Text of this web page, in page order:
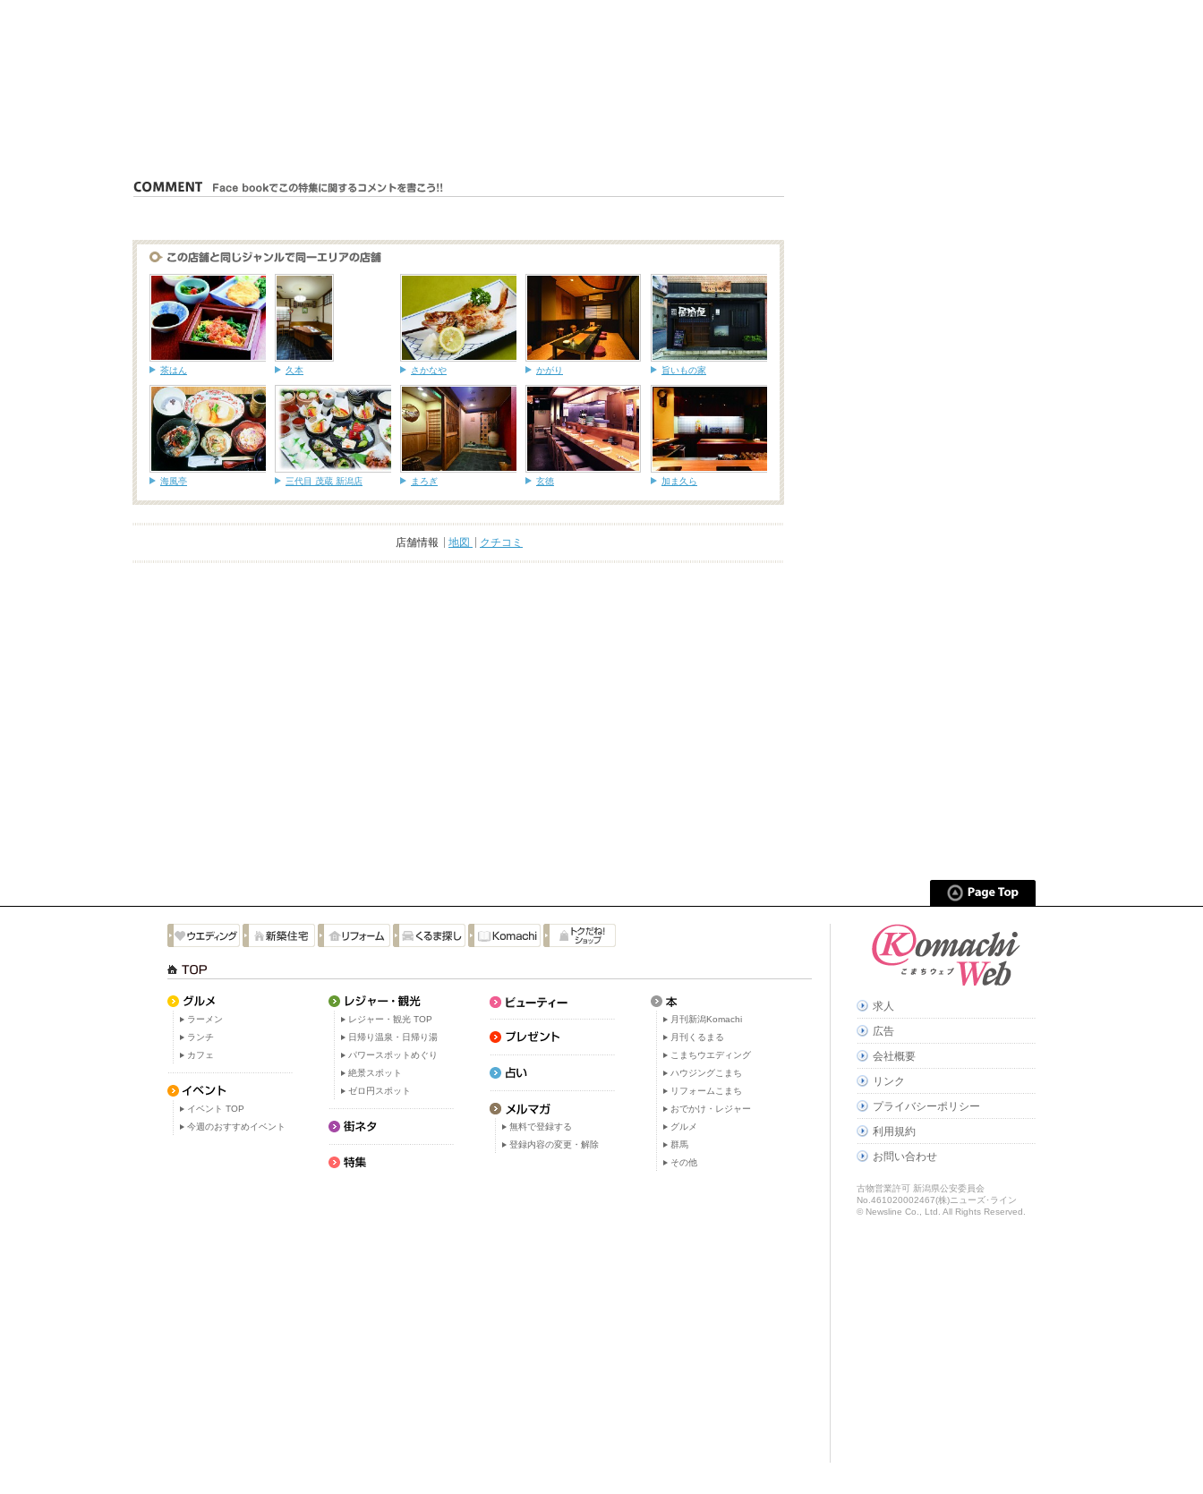
茶はん 久本 さかなや かがり 旨いもの家
海風亭 三代目 茂蔵 新潟店 まろぎ 玄徳 加ま久ら
店舗情報 地図 クチコミ
ラーメン
ランチ
カフェ
イベント TOP
今週のおすすめイベント
レジャー・観光 TOP
日帰り温泉・日帰り湯
パワースポットめぐり
絶景スポット
ゼロ円スポット
無料で登録する
登録内容の変更・解除
月刊新潟Komachi
月刊くるまる
こまちウエディング
ハウジングこまち
リフォームこまち
おでかけ・レジャー
グルメ
群馬
その他
求人
広告
会社概要
リンク
プライバシーポリシー
利用規約
お問い合わせ
古物営業許可 新潟県公安委員会
No.461020002467(株)ニューズ･ライン
© Newsline Co., Ltd. All Rights Reserved.